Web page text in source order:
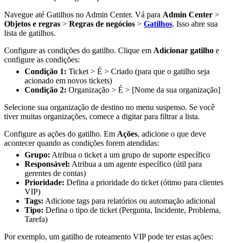
Navegue até Gatilhos no Admin Center. Vá para Admin Center >
Objetos e regras > Regras de negócios > Gatilhos. Isso abre sua
lista de gatilhos.
Configure as condições do gatilho. Clique em Adicionar gatilho e
configure as condições:
Condição 1: Ticket > É > Criado (para que o gatilho seja
acionado em novos tickets)
Condição 2: Organização > É > [Nome da sua organização]
Selecione sua organização de destino no menu suspenso. Se você
tiver muitas organizações, comece a digitar para filtrar a lista.
Configure as ações do gatilho. Em Ações, adicione o que deve
acontecer quando as condições forem atendidas:
Grupo: Atribua o ticket a um grupo de suporte específico
Responsável: Atribua a um agente específico (útil para
gerentes de contas)
Prioridade: Defina a prioridade do ticket (ótimo para clientes
VIP)
Tags: Adicione tags para relatórios ou automação adicional
Tipo: Defina o tipo de ticket (Pergunta, Incidente, Problema,
Tarefa)
Por exemplo, um gatilho de roteamento VIP pode ter estas ações: